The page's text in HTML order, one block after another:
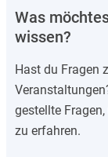
Was
wissen?
Hast du Fragen
gestellte
zu erfahren.